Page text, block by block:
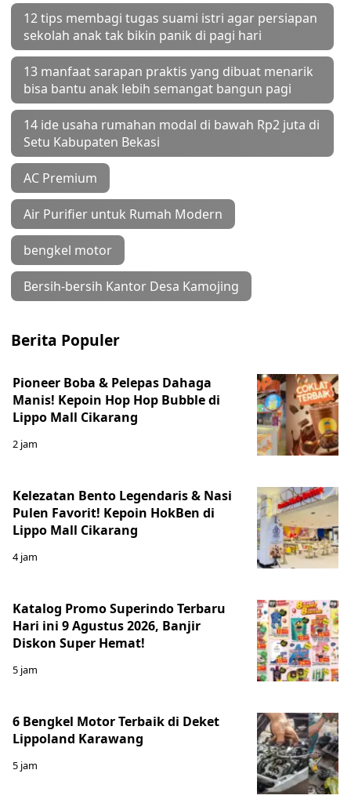
12 tips membagi tugas suami istri agar persiapan
sekolah anak tak bikin panik di pagi hari
13 manfaat sarapan praktis yang dibuat menarik
bisa bantu anak lebih semangat bangun pagi
14 ide usaha rumahan modal di bawah Rp2 juta di
Setu Kabupaten Bekasi
AC Premium
Air Purifier untuk Rumah Modern
bengkel motor
Bersih-bersih Kantor Desa Kamojing
Berita Populer
Pioneer Boba & Pelepas Dahaga
Manis! Kepoin Hop Hop Bubble di
Lippo Mall Cikarang
2 jam
Kelezatan Bento Legendaris & Nasi
Pulen Favorit! Kepoin HokBen di
Lippo Mall Cikarang
4 jam
Katalog Promo Superindo Terbaru
Hari ini 9 Agustus 2026, Banjir
Diskon Super Hemat!
5 jam
6 Bengkel Motor Terbaik di Deket
Lippoland Karawang
5 jam